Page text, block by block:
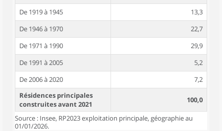
De 1919 à 1945
13,3
De 1946 à 1970
22,7
De 1971 à 1990
29,9
De 1991 à 2005
5,2
De 2006 à 2020
7,2
Résidences principales
construites avant 2021
100,0
Source : Insee, RP2023 exploitation principale, géographie au
01/01/2026.